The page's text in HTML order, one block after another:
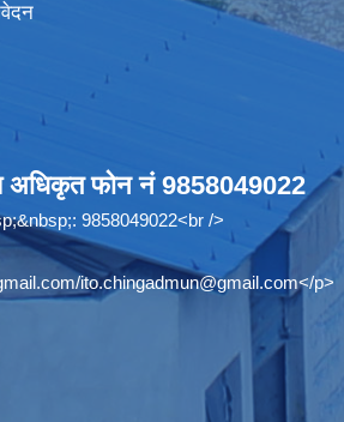
अधिकृत फोन नं 9858049022
9858049022<br />
/ito.chingadmun@gmail.com</p>